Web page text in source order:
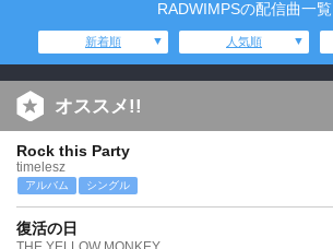
RADWIMPSの配信曲一覧
新着順 人気順
オススメ!!
Rock this Party
timelesz
アルバム シングル
復活の日